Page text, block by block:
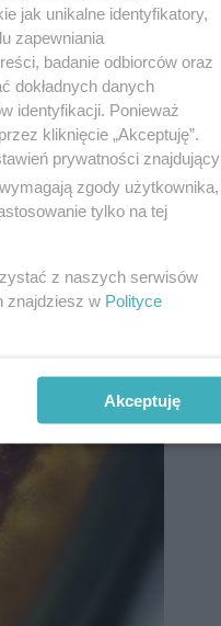
17
jak unikalne identyfikatory,
zapewniania
badanie odbiorców oraz
dokładnych danych
identyfikacji. Ponieważ
kliknięcie „Akceptuję”.
prywatności znajdujący
zgody użytkownika,
tylko na tej
z naszych serwisów
znajdziesz w Polityce
Akceptuję